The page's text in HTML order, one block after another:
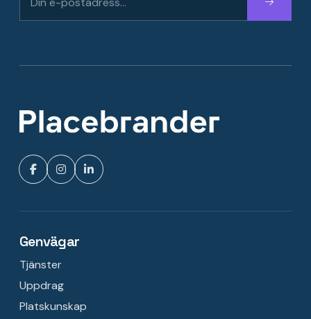
Fortsätt
Genvägar
Tjänster
Uppdrag
Platskunskap